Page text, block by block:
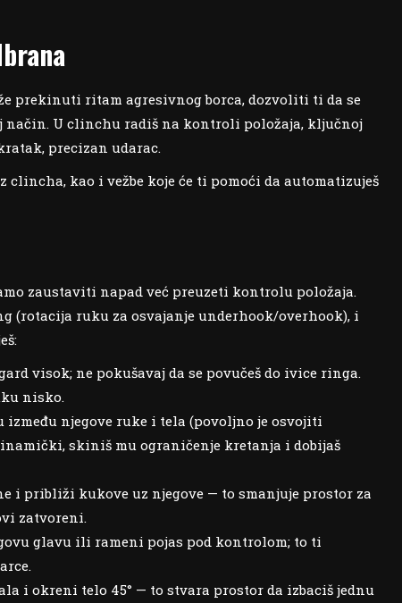
prekinuti ritam agresivnog borca, dozvoliti ti da se
način. U clinchu radiš na kontroli položaja, ključnoj
precizan udarac.
kao i vežbe koje će ti pomoći da automatizuješ
zaustaviti napad već preuzeti kontrolu položaja.
(rotacija ruku za osvajanje underhook/overhook), i
visok; ne pokušavaj da se povučeš do ivice ringa.
nisko.
njegove ruke i tela (povoljno je osvojiti
skiniš mu ograničenje kretanja i dobijaš
i približi kukove uz njegove — to smanjuje prostor za
zatvoreni.
glavu ili rameni pojas pod kontrolom; to ti
i okreni telo 45° — to stvara prostor da izbaciš jednu